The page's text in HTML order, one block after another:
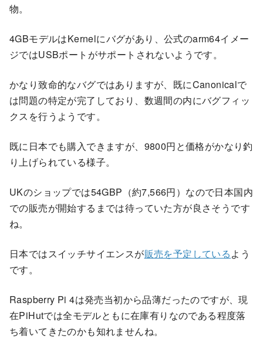
物。
4GBモデルはKernelにバグがあり、公式のarm64イメー
ジではUSBポートがサポートされないようです。
かなり致命的なバグではありますが、既にCanonicalで
は問題の特定が完了しており、数週間の内にバグフィッ
クスを行うようです。
既に日本でも購入できますが、9800円と価格がかなり釣
り上げられている様子。
UKのショップでは54GBP（約7,566円）なので日本国内
での販売が開始するまでは待っていた方が良さそうです
ね。
日本ではスイッチサイエンスが販売を予定しているよう
です。
Raspberry Pi 4は発売当初から品薄だったのですが、現
在PiHutでは全モデルともに在庫有りなのである程度落
ち着いてきたのかも知れませんね。